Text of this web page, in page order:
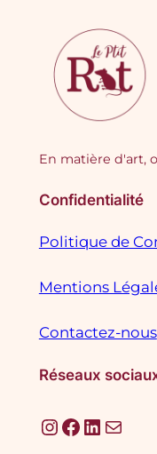
En matière d'art,
Confidentialité
Politique de
Mentions
Contactez-nous
Réseaux
InstagramFacebook LinkedIn E-mail